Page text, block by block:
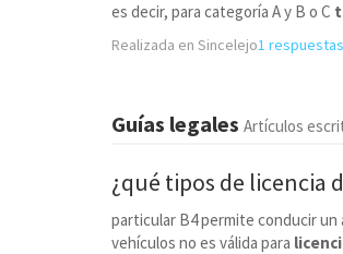
es decir, para categoría A y B o C
Realizada en Sincelejo1
Guías legales Artículos
¿qué tipos de licencia
particular B4 permite conducir un
vehículos no es válida para